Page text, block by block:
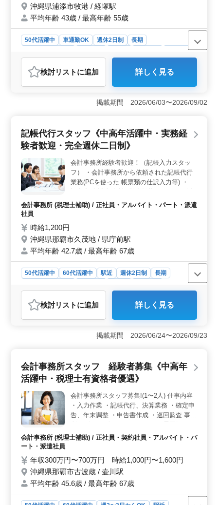
の事務所です。 ◯会計事務所での勤務経験
がある方歓迎！ ◯50代以降のベテラン世代
も大歓迎の事務所です！是非ご応募ください
☆
沖縄県浦添市牧港 / 経塚駅
平均年齢 43歳 / 最高年齢 55歳
50代活躍中 車通勤OK 週休2日制
長期
派遣社員
会計事務所
おすすめポイント
＜働きやすさ＞ 週休2日制で年間休日が124日と非常に
多く、プライベートな時間を大切にできます。残業がな
いか、少なめなので、仕事と生活のバランスが取りやす
が活躍しており、コンサルティング業務経験者を特に歓
迎しています。経験を活かしてさらなるキャリアアップ
中で、ベテラン世代も大歓迎です。 ＜福利厚生＞
通勤手当は全額支給され、賞与は年2回で計3.5ヶ月分支
給されます。雇用、労災、健康、厚生にも十分な配慮が
あり、安心して働くことができます。また、禁煙の環境
も整っています。
検討リスト に追加 詳しく見る
掲載期間 2026/06/03〜2026/09/02
記帳代行スタッフ《中高年活躍中・実務経
験者歓迎・完全週休二日制》
会計事務所経験者歓迎！（記帳入力スタッ
フ） ・会計事務所から依頼された記帳代行
業務(PCを使った 帳票類の仕訳入力等) ・仕
躍中企業です。 ※現在事業拡大の為、増員
会計事務所 (税理士補助) / 正社員・アルバイト・パート・派遣
社員
時給1,200円
沖縄県那覇市久茂地 / 県庁前駅
平均年齢 42.7歳 / 最高年齢 67歳
50代活躍中 60代活躍中 駅近 週休2日制
長期
会計事務所
おすすめポイント
＜実務経験者歓迎・完全週休二日制＞ 会計事務所での
経験を持つ方々が、記帳代行業務に携わるチャンスがあ
ります。実務経験を活かし、チームと共に働きやすい環
ことができます。週3〜5日の柔軟な勤務日数や、完全週
休二日制で、ワークライフバランスを保ちながら働けま
や、記帳入力経験が求められます。会計事務所での経験
をお持ちの方は尚可です。また、PCスキルも必要とされ
ています。
検討リスト に追加 詳しく見る
掲載期間 2026/06/24〜2026/09/23
会計事務所スタッフ 経験者募集《中高年
活躍中・税理士有資格者優遇》
会計事務所スタッフ募集!(1〜2人) 仕事内容
・入力作業 ・記帳代行、決算業務 ・確定申
告、年末調整 ・申告書作成 ・巡回監査 事業
所は6人〜10人のアットホームな雰囲気で
す。 是非、ご応募下さい。 応募資格:会計事
会計事務所 (税理士補助) / 正社員・契約社員・アルバイト・パ
ート・派遣社員
年収300万円〜700万円 時給1,000円〜1,600円
沖縄県那覇市古波蔵 / 壷川駅
平均年齢 45.6歳 / 最高年齢 67歳